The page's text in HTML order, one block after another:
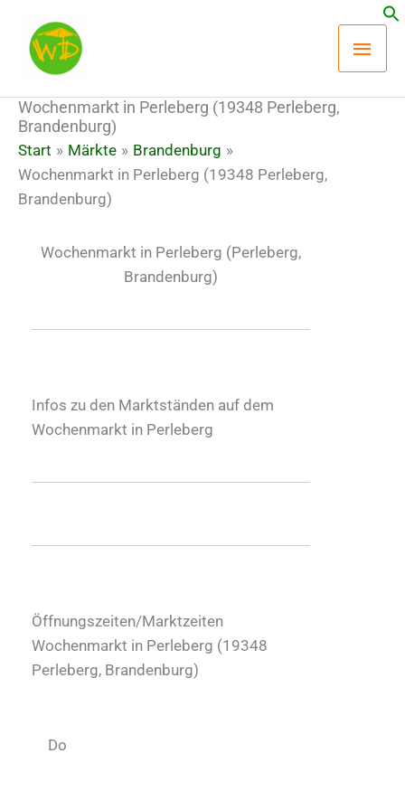
Inhalt
springen
Wochenmarkt in Perleberg (19348 Perleberg,
Brandenburg)
Start Märkte
Brandenburg
Wochenmarkt in Perleberg (19348 Perleberg,
Brandenburg)
Wochenmarkt in Perleberg (Perleberg,
Brandenburg)
Infos zu den Marktständen auf dem
Wochenmarkt in Perleberg
Öffnungszeiten/Marktzeiten
Wochenmarkt in Perleberg (19348
Perleberg, Brandenburg)
Do